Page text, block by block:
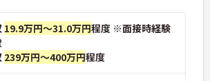
19.9万円～31.0万円程度 ※面接時経験
239万円～400万円程度